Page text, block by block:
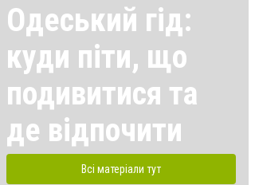
Одеський гід:
куди піти, що
подивитися та
де відпочити
Всі матеріали тут